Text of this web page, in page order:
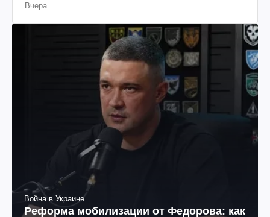
Вчера
Война в Украине
Реформа мобилизации от Федорова: как